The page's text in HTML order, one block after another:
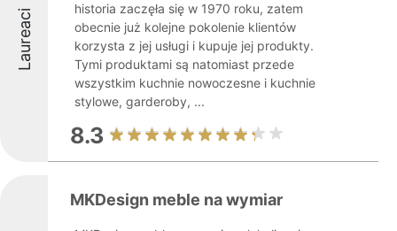
Laureaci
historia zaczęła się w 1970 roku, zatem
obecnie już kolejne pokolenie klientów
korzysta z jej usługi i kupuje jej produkty.
Tymi produktami są natomiast przede
wszystkim kuchnie nowoczesne i kuchnie
stylowe, garderoby, ...
8.3
MKDesign meble na wymiar